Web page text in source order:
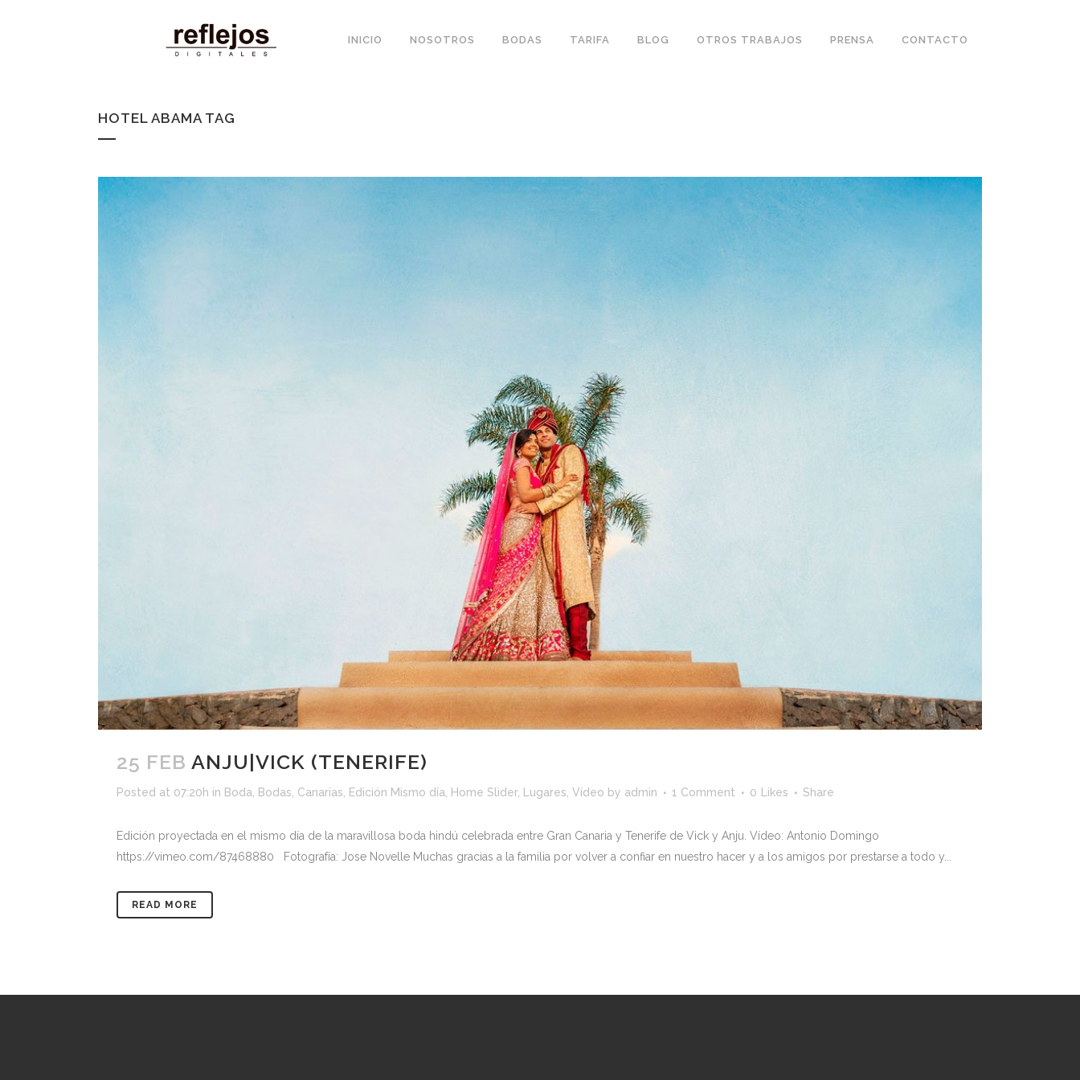
INICIO NOSOTROS BODAS TARIFA BLOG OTROS TRABAJOS PRENSA CONTACTO
HOTEL ABAMA TAG
25 FEB ANJU|VICK (TENERIFE)
Posted at 07:20h in Boda Bodas Canarias Edición Mismo día Home Slider, Lugares Vídeo by admin 1 Comment 0 Likes Share
Edición proyectada en el mismo día de la maravillosa boda hindú celebrada entre Gran Canaria y Tenerife de Vick y Anju. Vídeo: Antonio Domingo
https://vimeo.com/87468880 Fotografía: Jose Novelle Muchas gracias a la familia por volver a confiar en nuestro hacer y a los amigos por prestarse a todo y...
READ MORE